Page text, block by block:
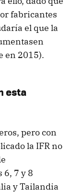
fabricantes
el que la
en 2015).
esta
pero con
la IFR no
6, 7 y 8
y Tailandia